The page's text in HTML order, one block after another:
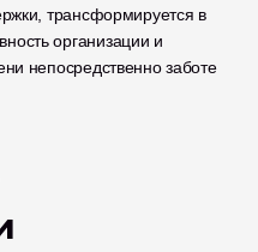
трансформируется в
организации и
непосредственно заботе